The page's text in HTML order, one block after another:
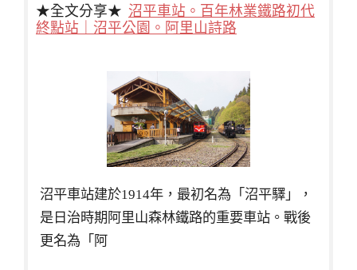
★全文分享★ 沼平車站。百年林業鐵路初代
終點站｜沼平公園。阿里山詩路
沼平車站建於1914年，最初名為「沼平驛」，
是日治時期阿里山森林鐵路的重要車站。戰後
更名為「阿